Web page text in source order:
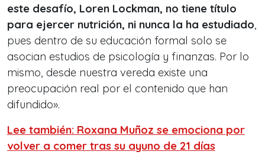
este desafío, Loren Lockman, no tiene título
para ejercer nutrición, ni nunca la ha estudiado,
pues dentro de su educación formal solo se
asocian estudios de psicología y finanzas. Por lo
mismo, desde nuestra vereda existe una
preocupación real por el contenido que han
difundido».
Lee también: Roxana Muñoz se emociona por
volver a comer tras su ayuno de 21 días